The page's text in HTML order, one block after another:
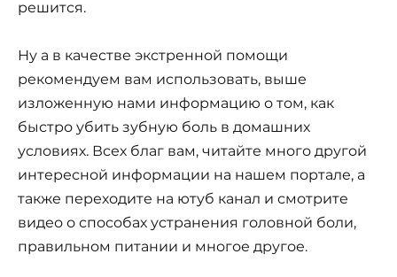
решится.
Ну а в качестве экстренной помощи
рекомендуем вам использовать, выше
изложенную нами информацию о том, как
быстро убить зубную боль в домашних
условиях. Всех благ вам, читайте много другой
интересной информации на нашем портале, а
также переходите на ютуб канал и смотрите
видео о способах устранения головной боли,
правильном питании и многое другое.